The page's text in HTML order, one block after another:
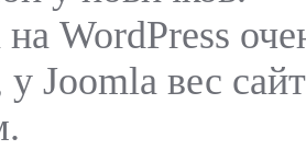
на WordPress
у Joomla вес